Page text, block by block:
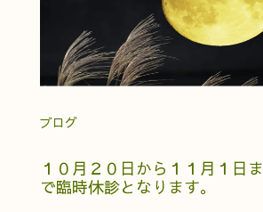
ブログ
１０月２０日から１１月１日ま
で臨時休診となります。